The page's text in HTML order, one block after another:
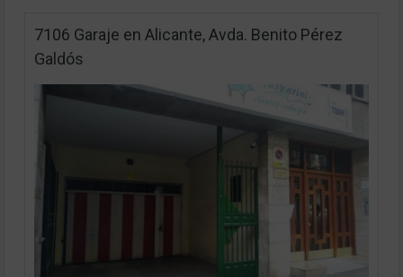
7106 Garaje en Alicante, Avda. Benito Pérez
Galdós